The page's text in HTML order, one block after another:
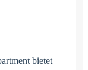
bietet